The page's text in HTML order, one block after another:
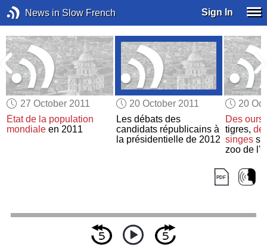
News in Slow French Sign In
27 October 2011
État de la population
mondiale en 2011
20 October 2011
Les débats des
candidats républicains à
la présidentielle de 2012
20
Des ours
tigres,
singes
zoo de